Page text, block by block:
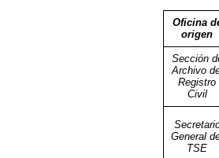
Oficina
origen
Sección
Archivo
Registro
Civil
General
TSE